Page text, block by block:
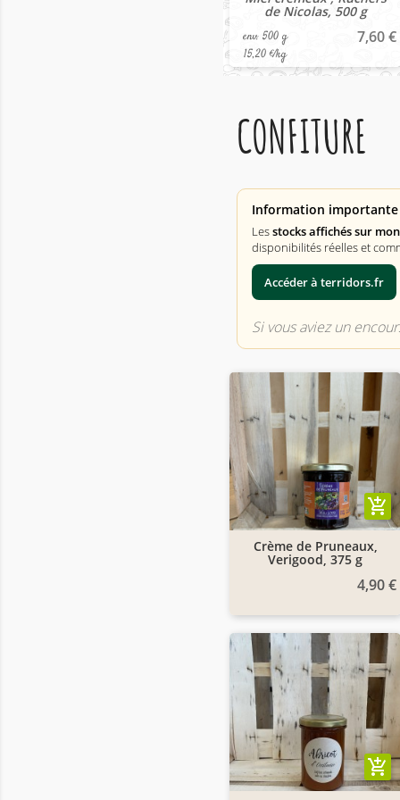
de Nicolas, 500 g
env. 500 g
15,20 €/kg
7,60 €
CONFITURE
Information importante
Lesstocks affichés sur
disponibilités réelles et
Accéder à terridors.fr
Si vous aviez un
Crème de Pruneaux,
Verigood, 375 g
add_shopping_cart
4,90 €
add_shopping_cart